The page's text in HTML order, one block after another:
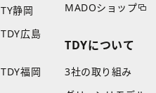
TY静岡
TDY広島
TDY福岡
MADOショップ
TDYについて
3社の取り組み